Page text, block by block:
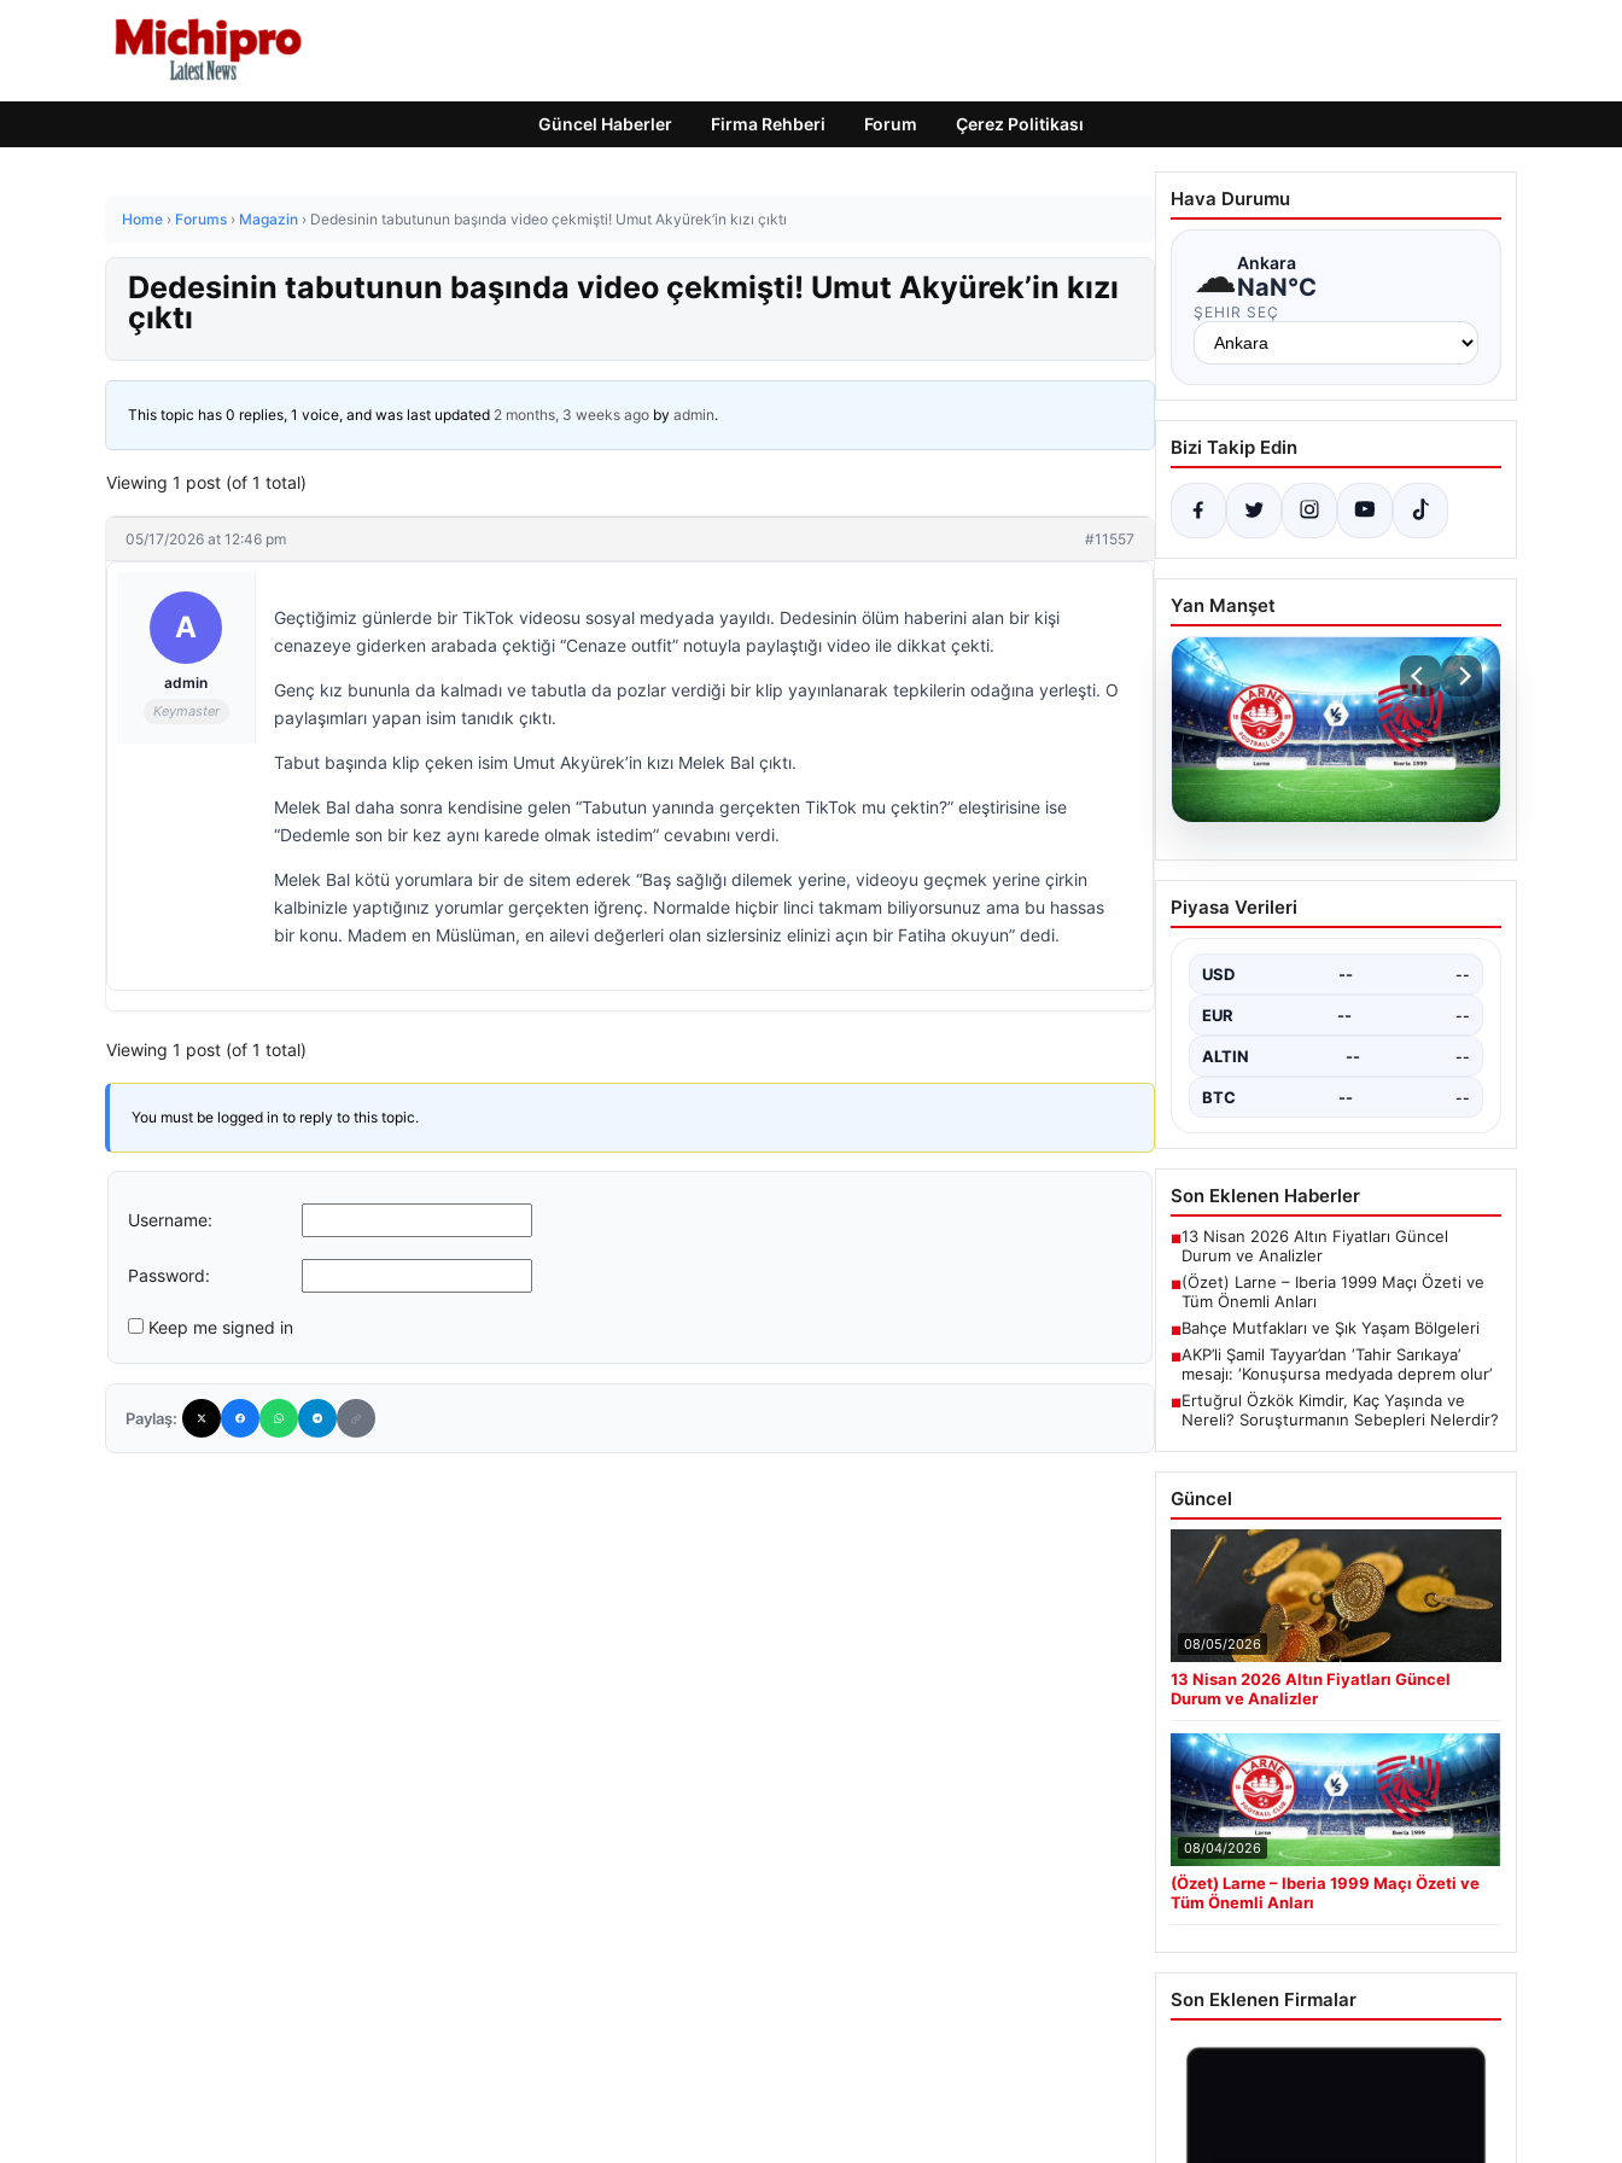
Güncel Haberler Firma Rehberi Forum Çerez Politikası
Home › Forums › Magazin › Dedesinin tabutunun başında video çekmişti! Umut Akyürek’in kızı çıktı
Dedesinin tabutunun başında video çekmişti! Umut Akyürek’in kızı
çıktı
This topic has 0 replies, 1 voice, and was last updated 2 months, 3 weeks ago by admin.
Viewing 1 post (of 1 total)
05/17/2026 at 12:46 pm #11557
A
admin
Keymaster
Geçtiğimiz günlerde bir TikTok videosu sosyal medyada yayıldı. Dedesinin ölüm haberini alan bir kişi
cenazeye giderken arabada çektiği “Cenaze outfit” notuyla paylaştığı video ile dikkat çekti.
Genç kız bununla da kalmadı ve tabutla da pozlar verdiği bir klip yayınlanarak tepkilerin odağına yerleşti. O
paylaşımları yapan isim tanıdık çıktı.
Tabut başında klip çeken isim Umut Akyürek’in kızı Melek Bal çıktı.
Melek Bal daha sonra kendisine gelen “Tabutun yanında gerçekten TikTok mu çektin?” eleştirisine ise
“Dedemle son bir kez aynı karede olmak istedim” cevabını verdi.
Melek Bal kötü yorumlara bir de sitem ederek “Baş sağlığı dilemek yerine, videoyu geçmek yerine çirkin
kalbinizle yaptığınız yorumlar gerçekten iğrenç. Normalde hiçbir linci takmam biliyorsunuz ama bu hassas
bir konu. Madem en Müslüman, en ailevi değerleri olan sizlersiniz elinizi açın bir Fatiha okuyun” dedi.
Viewing 1 post (of 1 total)
You must be logged in to reply to this topic.
Username:
Password:
Keep me signed in
Paylaş:
Hava Durumu
☁Ankara
NaN°C
ŞEHIR SEÇ
Bizi Takip Edin
Yan Manşet
04.08.2026
(Özet) Larne – Iberia 1999
Maçı Özeti ve Tüm Önemli
Piyasa Verileri
USD -- --
EUR -- --
ALTIN -- --
BTC -- --
Son Eklenen Haberler
■13 Nisan 2026 Altın Fiyatları Güncel
Durum ve Analizler
■(Özet) Larne – Iberia 1999 Maçı Özeti ve
Tüm Önemli Anları
■Bahçe Mutfakları ve Şık Yaşam Bölgeleri
■AKP’li Şamil Tayyar’dan ‘Tahir Sarıkaya’
mesajı: ‘Konuşursa medyada deprem olur’
■Ertuğrul Özkök Kimdir, Kaç Yaşında ve
Nereli? Soruşturmanın Sebepleri Nelerdir?
Güncel
08/05/2026
13 Nisan 2026 Altın Fiyatları Güncel
Durum ve Analizler
08/04/2026
(Özet) Larne – Iberia 1999 Maçı Özeti ve
Tüm Önemli Anları
Son Eklenen Firmalar